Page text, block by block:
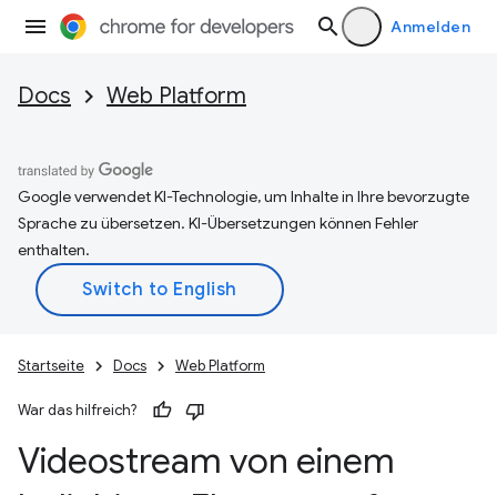
Anmelden
Docs Web Platform
Google verwendet KI-Technologie, um Inhalte in Ihre bevorzugte
Sprache zu übersetzen. KI-Übersetzungen können Fehler
enthalten.
Startseite Docs Web Platform
War das hilfreich?
Videostream von einem